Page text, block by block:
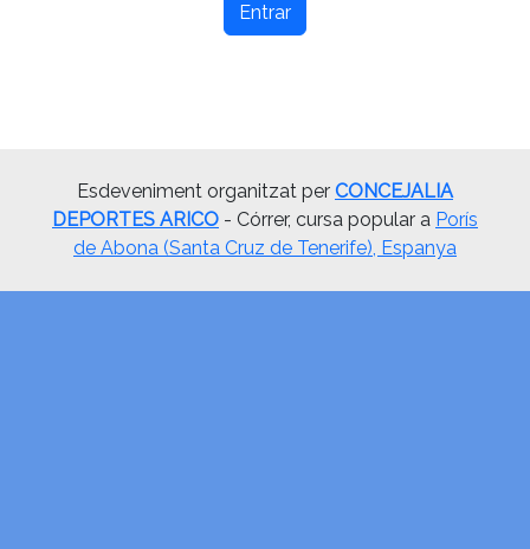
Entrar
Esdeveniment organitzat per CONCEJALIA
DEPORTES ARICO - Córrer, cursa popular a Porís
de Abona (Santa Cruz de Tenerife), Espanya